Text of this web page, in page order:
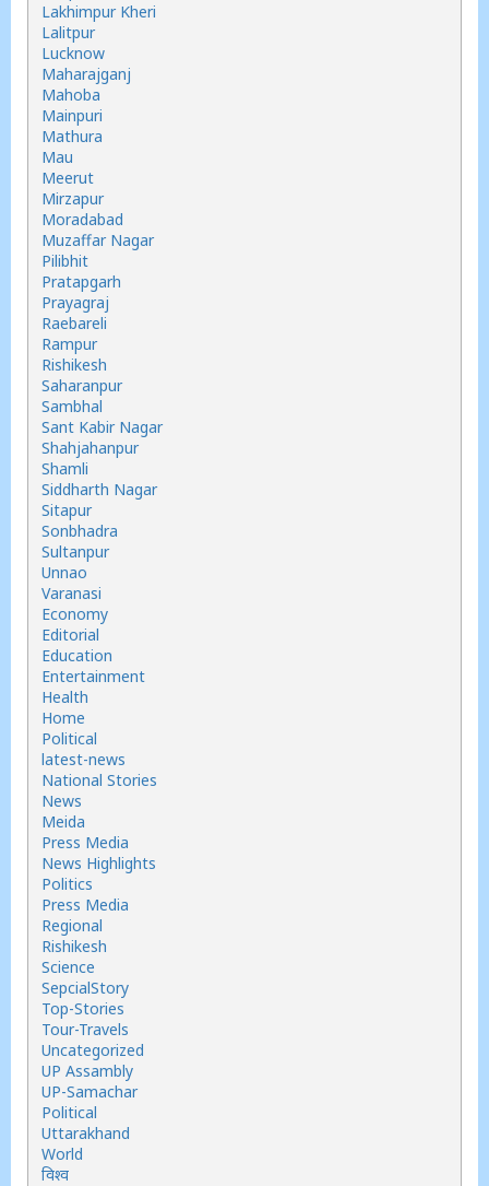
Lakhimpur Kheri
Lalitpur
Lucknow
Maharajganj
Mahoba
Mainpuri
Mathura
Mau
Meerut
Mirzapur
Moradabad
Muzaffar Nagar
Pilibhit
Pratapgarh
Prayagraj
Raebareli
Rampur
Rishikesh
Saharanpur
Sambhal
Sant Kabir Nagar
Shahjahanpur
Shamli
Siddharth Nagar
Sitapur
Sonbhadra
Sultanpur
Unnao
Varanasi
Economy
Editorial
Education
Entertainment
Health
Home
Political
latest-news
National Stories
News
Meida
Press Media
News Highlights
Politics
Press Media
Regional
Rishikesh
Science
SepcialStory
Top-Stories
Tour-Travels
Uncategorized
UP Assambly
UP-Samachar
Political
Uttarakhand
World
विश्व